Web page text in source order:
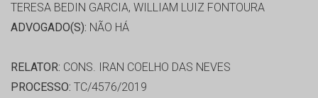
TERESA BEDIN GARCIA, WILLIAM LUIZ FONTOURA
ADVOGADO(S): NÃO HÁ
RELATOR: CONS. IRAN COELHO DAS NEVES
PROCESSO: TC/4576/2019